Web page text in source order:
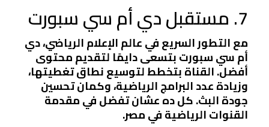
7. مستقبل دي أم سي سبورت
مع التطور السريع في عالم الإعلام الرياضي، دي
أم سي سبورت بتسعى دايمًا لتقديم محتوى
أفضل. القناة بتخطط لتوسيع نطاق تغطيتها،
وزيادة عدد البرامج الرياضية، وكمان تحسين
جودة البث. كل ده عشان تفضل في مقدمة
القنوات الرياضية في مصر.